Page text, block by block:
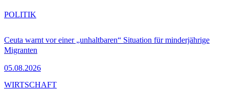
Ceuta warnt vor einer „unhaltbaren“ Situation für minderjährige
Migranten
05.08.2026
POLITIK
WIRTSCHAFT